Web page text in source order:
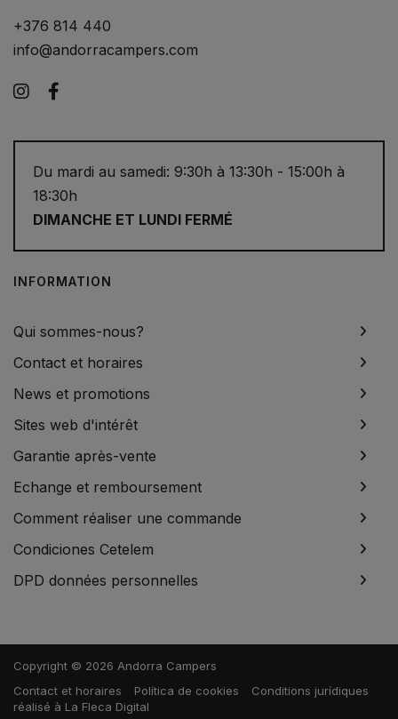
+376 814 440
info@andorracampers.com
Instagram
Du mardi au samedi: 9:30h à 13:30h - 15:00h à
18:30h
DIMANCHE ET LUNDI FERMÉ
INFORMATION
Qui sommes-nous?
Contact et horaires
News et promotions
Sites web d'intérêt
Garantie après-vente
Echange et remboursement
Comment réaliser une commande
Condiciones Cetelem
DPD données personnelles
Copyright © 2026 Andorra Campers
Contact et horaires
Política de cookies
Conditions jurídiques
réalisé à La Fleca Digital